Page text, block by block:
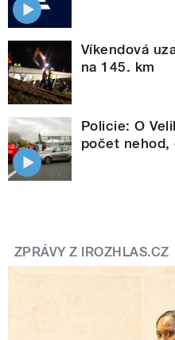
Víkendová
na 145. km
Policie: O
počet nehod,
ZPRÁVY Z IROZHLAS.CZ